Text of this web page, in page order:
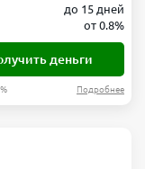
до 15 дней
от 0.8%
деньги
Подробнее